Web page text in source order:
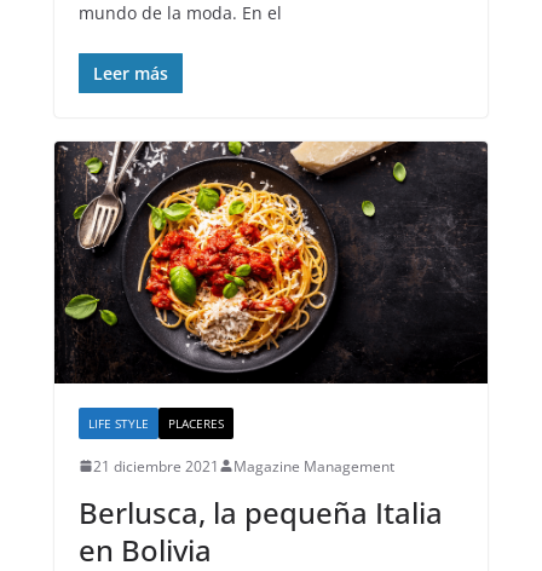
mundo de la moda. En el
Leer más
LIFE STYLE PLACERES
21 diciembre 2021 Magazine Management
Berlusca, la pequeña Italia
en Bolivia